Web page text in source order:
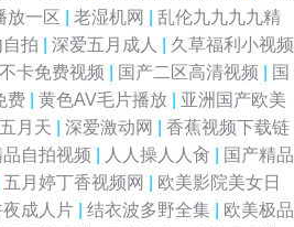
放一区 老湿机网
乱伦九九九九精
拍 深爱五月成人
久草福利小视频
卡免费视频 国产二区高清视频
国
费 黄色AV毛片播放
亚洲国产欧美
月天 深爱激动网
香蕉视频下载链
品自拍视频 人人操人人肏
国产精品
五月婷丁香视频网
欧美影院美女日
夜成人片 结衣波多野全集
欧美极品